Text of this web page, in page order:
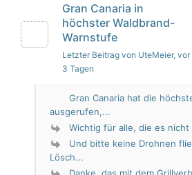
Gran Canaria in
höchster Waldbrand-
Warnstufe
Letzter Beitrag von UteMeier, vor
3 Tagen
Gran Canaria hat die
ausgerufen,...
Wichtig für alle, die es
Und bitte keine Drohnen
Lösch...
Danke, das mit dem